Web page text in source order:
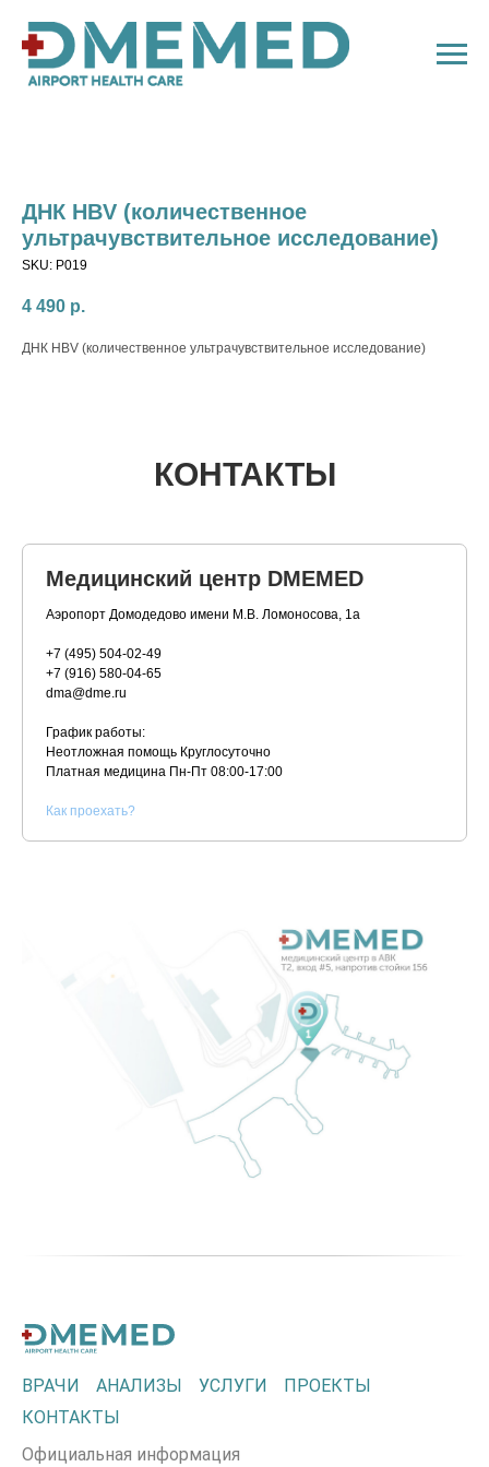
ДНК HBV (количественное
ультрачувствительное исследование)
SKU: P019
4 490 р.
ДНК HBV (количественное ультрачувствительное исследование)
КОНТАКТЫ
Медицинский центр DMEMED
Аэропорт Домодедово имени М.В. Ломоносова, 1а
+7 (495) 504-02-49
+7 (916) 580-04-65
dma@dme.ru
График работы:
Неотложная помощь Круглосуточно
Платная медицина Пн-Пт 08:00-17:00
Как проехать?
ВРАЧИ АНАЛИЗЫ УСЛУГИ
ПРОЕКТЫ
КОНТАКТЫ
Официальная информация